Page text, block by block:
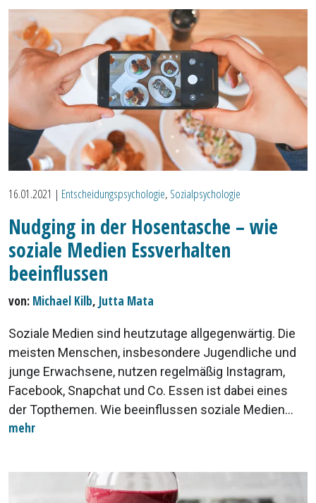
16.01.2021 | Entscheidungspsychologie, Sozialpsychologie
Nudging in der Hosentasche – wie
soziale Medien Essverhalten
beeinflussen
von: Michael Kilb, Jutta Mata
Soziale Medien sind heutzutage allgegenwärtig. Die
meisten Menschen, insbesondere Jugendliche und
junge Erwachsene, nutzen regelmäßig Instagram,
Facebook, Snapchat und Co. Essen ist dabei eines
der Topthemen. Wie beeinflussen soziale Medien...
mehr